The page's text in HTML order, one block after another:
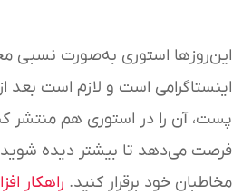
این‌روزها استوری به‌صورت نسبی
اینستاگرامی است و لازم است بعد
پست، آن را در استوری هم منتشر
فرصت می‌دهد تا بیشتر دیده شوید و
مخاطبان خود برقرار کنید. راهکار